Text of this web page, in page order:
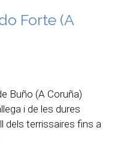
Forte (A
Buño (A Coruña)
i de les dures
dels terrissaires fins a